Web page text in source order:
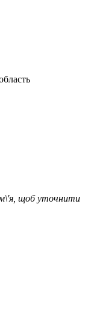
щоб уточнити